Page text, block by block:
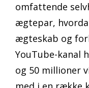
omfattende
ægtepar,
ægteskab og
YouTube-kanal
og 50 millioner